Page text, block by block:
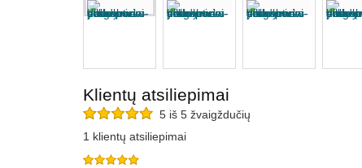
Klientų atsiliepimai
5 iš 5 žvaigždučių
1 klientų atsiliepimai